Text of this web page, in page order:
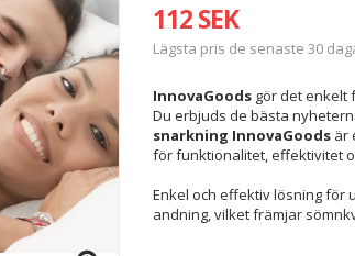
112 SEK
Lägsta pris de senaste 30
InnovaGoodsgör det enkelt
Du erbjuds de bästa
snarkning InnovaGoods är
för funktionalitet, effektivitet
Enkel och effektiv lösning för
andning, vilket främjar